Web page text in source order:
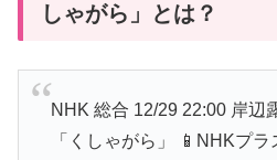
しゃがら」とは？
NHK 総合 12/29 22:00 岸辺
「くしゃがら」 📱NHKプ